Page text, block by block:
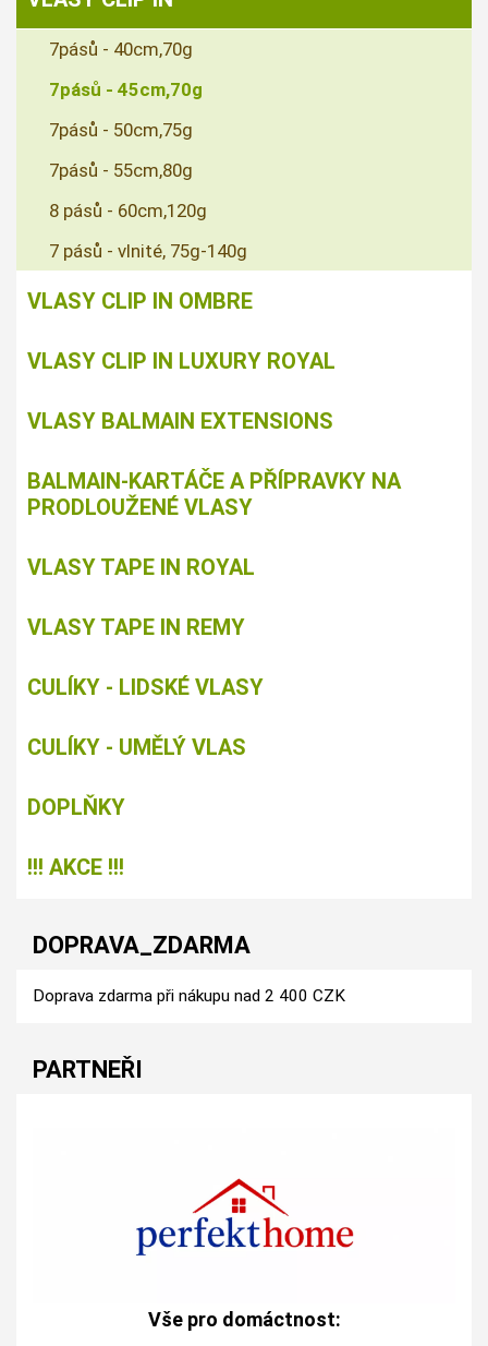
7pásů - 40cm,70g
7pásů - 45cm,70g
7pásů - 50cm,75g
7pásů - 55cm,80g
8 pásů - 60cm,120g
7 pásů - vlnité, 75g-140g
VLASY CLIP IN OMBRE
VLASY CLIP IN LUXURY ROYAL
VLASY BALMAIN EXTENSIONS
BALMAIN-KARTÁČE A PŘÍPRAVKY NA
PRODLOUŽENÉ VLASY
VLASY TAPE IN ROYAL
VLASY TAPE IN REMY
CULÍKY - LIDSKÉ VLASY
CULÍKY - UMĚLÝ VLAS
DOPLŇKY
!!! AKCE !!!
DOPRAVA_ZDARMA
Doprava zdarma při nákupu nad 2 400 CZK
PARTNEŘI
Vše pro domáctnost: